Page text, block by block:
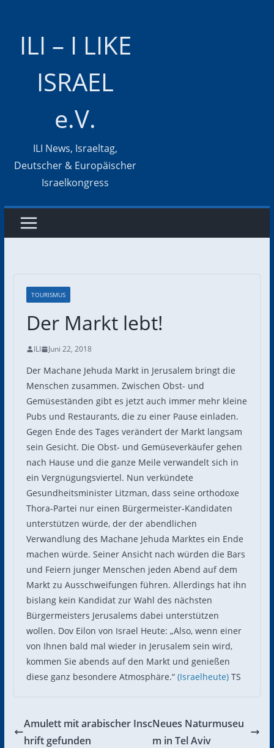
ILI – I LIKE
ISRAEL
e.V.
ILI News, Israeltag,
Deutscher & Europäischer
Israelkongress
TOURISMUS
Der Markt lebt!
ILI Juni 22, 2018
Der Machane Jehuda Markt in Jerusalem bringt die
Menschen zusammen. Zwischen Obst- und
Gemüseständen gibt es jetzt auch immer mehr kleine
Pubs und Restaurants, die zu einer Pause einladen.
Gegen Ende des Tages verändert der Markt langsam
sein Gesicht. Die Obst- und Gemüseverkäufer gehen
nach Hause und die ganze Meile verwandelt sich in
ein Vergnügungsviertel. Nun verkündete
Gesundheitsminister Litzman, dass seine orthodoxe
Thora-Partei nur einen Bürgermeister-Kandidaten
unterstützen würde, der der abendlichen
Verwandlung des Machane Jehuda Marktes ein Ende
machen würde. Seiner Ansicht nach würden die Bars
und Feiern junger Menschen jeden Abend auf dem
Markt zu Ausschweifungen führen. Allerdings hat ihn
bislang kein Kandidat zur Wahl des nächsten
Bürgermeisters Jerusalems dabei unterstützen
wollen. Dov Eilon von Israel Heute: „Also, wenn einer
von Ihnen bald mal wieder in Jerusalem sein wird,
kommen Sie abends auf den Markt und genießen
diese ganz besondere Atmosphäre.“ (Israelheute) TS
Amulett mit arabischer Insc
hrift gefunden
Neues Naturmuseu
m in Tel Aviv